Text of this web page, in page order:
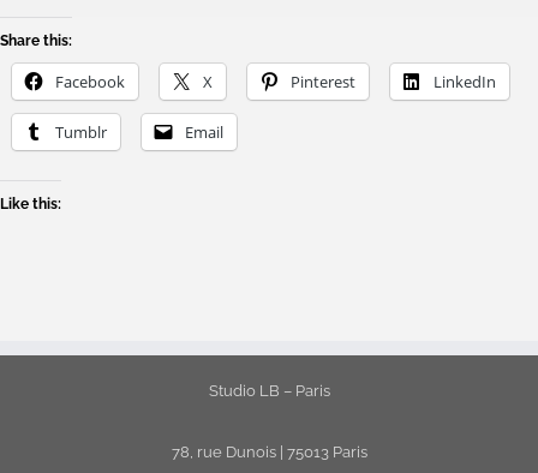
Share this:
Facebook X Pinterest LinkedIn
Tumblr Email
Like this:
Studio LB – Paris
78, rue Dunois | 75013 Paris